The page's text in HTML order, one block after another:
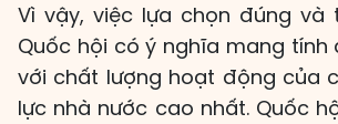
Vì vậy, việc lựa chọn đúng và
Quốc hội có ý nghĩa mang tính
với chất lượng hoạt động của
lực nhà nước cao nhất. Quốc